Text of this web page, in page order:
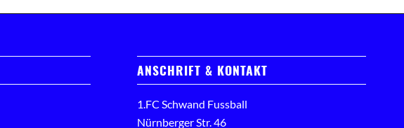
ANSCHRIFT & KONTAKT
1.FC Schwand Fussball
Nürnberger Str. 46